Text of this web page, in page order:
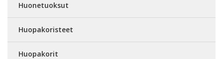
Huonetuoksut
Huopakoristeet
Huopakorit